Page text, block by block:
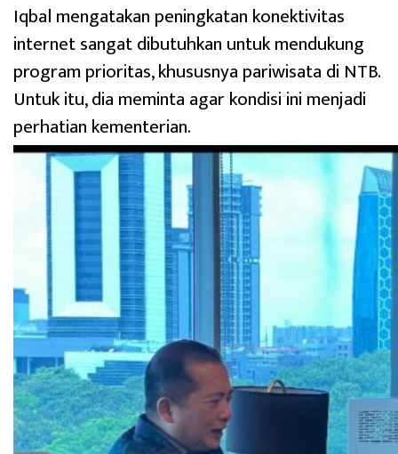
Iqbal mengatakan peningkatan konektivitas
internet sangat dibutuhkan untuk mendukung
program prioritas, khususnya pariwisata di NTB.
Untuk itu, dia meminta agar kondisi ini menjadi
perhatian kementerian.